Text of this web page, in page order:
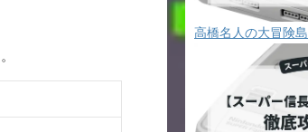
高橋名人の大冒険